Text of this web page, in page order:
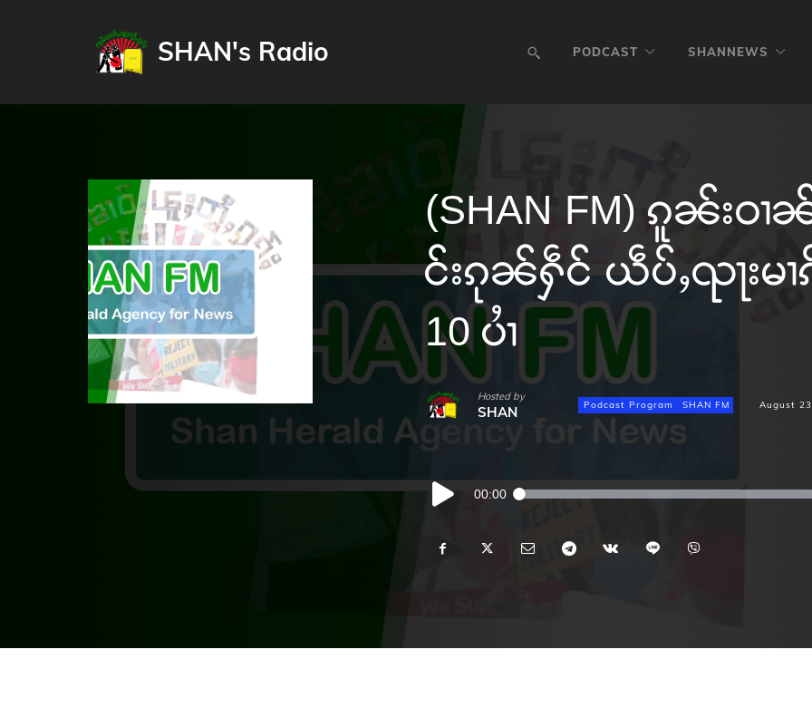
SHAN's Radio PODCAST SHANNEWS
(SHAN FM) ၵူၼ်းဝ
င်းၵုၼ်ႁဵင် ယဵပ်ႇၺႃးမၢ
10 ပၢႆ
Hosted by
SHAN Podcast Program SHAN FM August
Audio
Player
00:00